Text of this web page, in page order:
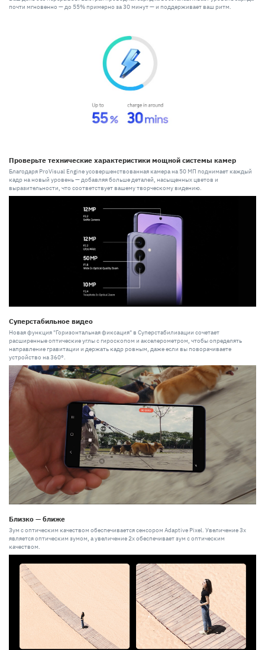
почти мгновенно — до 55% примерно за 30 минут — и поддерживает ваш ритм.
Проверьте технические характеристики мощной системы камер
Благодаря ProVisual Engine усовершенствованная камера на 50 МП поднимает каждый
кадр на новый уровень — добавляя больше деталей, насыщенных цветов и
выразительности, что соответствует вашему творческому видению.
Суперстабильное видео
Новая функция "Горизонтальная фиксация" в Суперстабилизации сочетает
расширенные оптические углы с гироскопом и акселерометром, чтобы определять
направление гравитации и держать кадр ровным, даже если вы поворачиваете
устройство на 360°.
Близко — ближе
Зум с оптическим качеством обеспечивается сенсором Adaptive Pixel. Увеличение 3x
является оптическим зумом, а увеличение 2x обеспечивает зум с оптическим
качеством.